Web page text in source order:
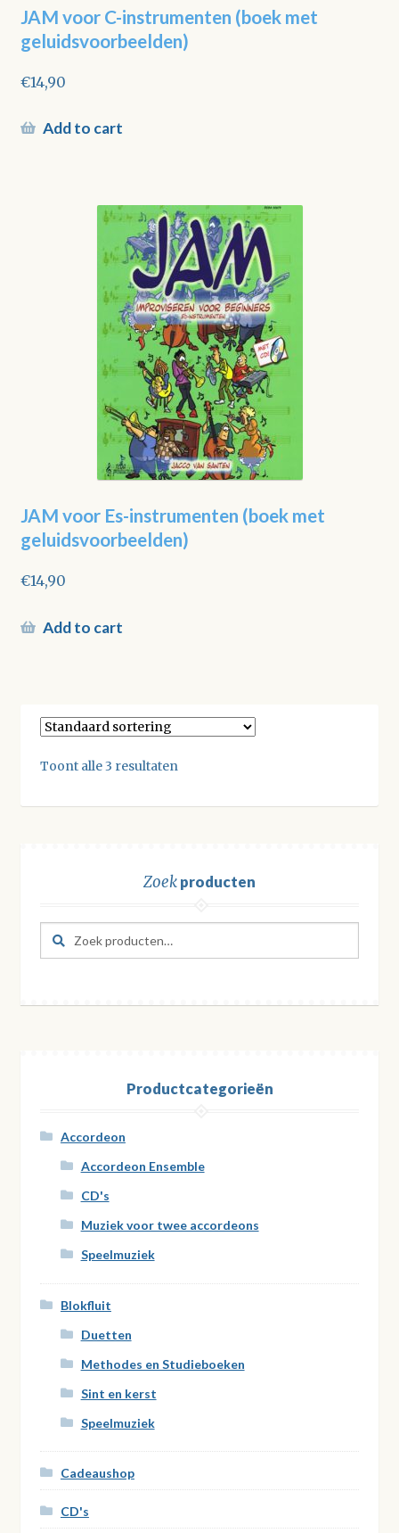
JAM voor C-instrumenten (boek met
geluidsvoorbeelden)
€14,90
Add to cart
JAM voor Es-instrumenten (boek met
geluidsvoorbeelden)
€14,90
Add to cart
Toont alle 3 resultaten
Zoekproducten
Zoeken
naar:
Zoeken
Productcategorieën
Accordeon
Accordeon Ensemble
CD's
Muziek voor twee accordeons
Speelmuziek
Blokfluit
Duetten
Methodes en Studieboeken
Sint en kerst
Speelmuziek
Cadeaushop
CD's